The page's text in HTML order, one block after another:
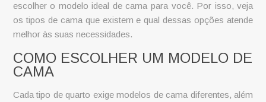
escolher o modelo ideal de cama para você. Por isso, veja
os tipos de cama que existem e qual dessas opções atende
melhor às suas necessidades.
COMO ESCOLHER UM MODELO DE
CAMA
Cada tipo de quarto exigemodelos de cama diferentes, além